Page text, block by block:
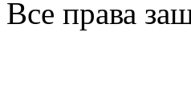
Все права